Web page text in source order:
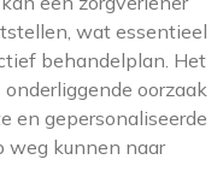
wat essentieel
behandelplan. Het
oorzaak
en gepersonaliseerde
weg kunnen naar